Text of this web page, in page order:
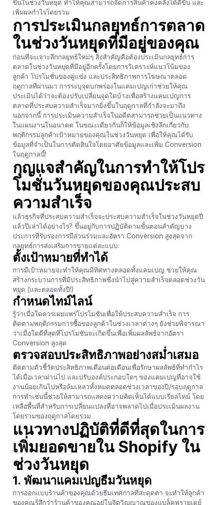
ขึ้นในช่วงวันหยุด ทำให้คุณสามารถจัดการสินค้าคงคลังได้ดีขึ้น และ
เพิ่มผลกำไรโดยรวม
การประเมินกลยุทธ์การตลาด
ในช่วงวันหยุดที่มีอยู่ของคุณ
ก่อนที่จะเจาะลึกกลยุทธ์ใหม่ๆ สิ่งสำคัญคือต้องประเมินกลยุทธ์การ
ตลาดในช่วงวันหยุดที่มีอยู่อีกครั้งโดยการวิเคราะห์แนวโน้มของ
ลูกค้า โปรโมชั่นของคู่แข่ง และประสิทธิภาพการโฆษณาตลอด
ฤดูกาลที่ผ่านมา การระบุจุดบกพร่องในแคมเปญเก่าช่วยให้คุณ
ประเมินได้ว่าจะต้องปรับเปลี่ยนจุดใดบ้างเพื่อสร้างแคมเปญการ
ตลาดที่ประสบความสำเร็จมากยิ่งขึ้นในฤดูกาลที่กำลังจะมาถึง
นอกจากนี้ การประเมินความสำเร็จในอดีตสามารถช่วยเป็นแนวทาง
ในแผนงานในอนาคต ในขณะเดียวกันก็ให้ข้อมูลเชิงลึกเกี่ยวกับ
พฤติกรรมลูกค้าเป้าหมายของคุณในช่วงวันหยุด เพื่อให้คุณได้รับ
ข้อมูลที่จำเป็นในการตัดสินใจโดยอาศัยข้อมูลและเพิ่ม Conversion
ในฤดูกาลนี้!
กุญแจสำคัญในการทำให้โปร
โมชั่นวันหยุดของคุณประสบ
ความสำเร็จ
แล้วธุรกิจที่ประสบความสำเร็จจะประสบความสำเร็จในช่วงวันหยุดปี
แล้วปีเล่าได้อย่างไร? ขึ้นอยู่กับการปฏิบัติตามขั้นตอนสำคัญบาง
ประการที่รับรองการมีส่วนร่วมและอัตรา Conversion สูงสุดจาก
กลยุทธ์การส่งเสริมการขายแต่ละแบบ:
ตั้งเป้าหมายที่ทำได้
การมีเป้าหมายจะทำให้คุณมีทิศทางตลอดทั้งแคมเปญ ช่วยให้คุณ
สร้างกระบวนการที่มีประสิทธิภาพซึ่งนำไปสู่ความสำเร็จตลอดช่วงวัน
หยุด (และตลอดทั้งปี!)
กำหนดไทม์ไลน์
รู้ว่าเมื่อใดควรเผยแพร่โปรโมชันเพื่อให้ประสบความสำเร็จ การ
ติดตามพฤติกรรมการซื้อของลูกค้าในช่วงเวลาต่างๆ ยังช่วยพิจารณา
ว่าเมื่อใดดีที่สุดที่โปรโมชันจะเกิดขึ้นเพื่อเพิ่มผลลัพธ์จากอัตรา
Conversion สูงสุด
ตรวจสอบประสิทธิภาพอย่างสม่ำเสมอ
ติดตามตัวชี้วัดประสิทธิภาพเดือนต่อเดือนเพื่อรักษาผลลัพธ์ที่ทำกำไร
ได้เมื่อเวลาผ่านไป และปรับองค์ประกอบใดๆ ของแคมเปญที่อาจใช้
งานน้อยเกินไปหรือล้มเหลวทั้งหมดตลอดช่วงเวลาของปี/รอบฤดูกาล
การทำเช่นนี้ช่วยให้สามารถแสดงความคิดเห็นได้แบบเรียลไทม์ โดย
เหลือพื้นที่สำหรับการเปลี่ยนแปลงที่อาจพลาดไปเมื่อประเมินผลงาน
โดยรวมของฤดูกาลโดยรวม
แนวทางปฏิบัติที่ดีที่สุดในการ
เพิ่มยอดขายใน Shopify ใน
ช่วงวันหยุด
1. พัฒนาแคมเปญธีมวันหยุด
การออกแบบร้านค้าของคุณด้วยธีมเทศกาลที่สะดุดตา จะทำให้ลูกค้า
ของคุณรู้สึกว่าร้านค้าของคุณอยู่ในจิตวิญญาณของแบล็คฟรายเดย์